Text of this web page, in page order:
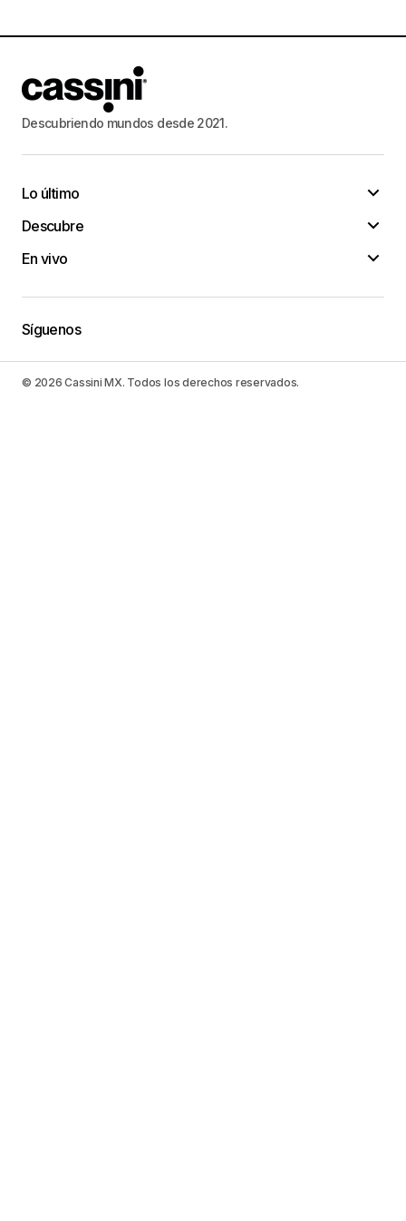
Descubriendo mundos desde 2021.
Lo último
Descubre
En vivo
Síguenos
© 2026 Cassini MX. Todos los derechos reservados.